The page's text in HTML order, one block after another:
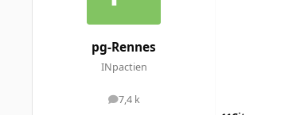
pg-Rennes
INpactien
7,4 k
messages